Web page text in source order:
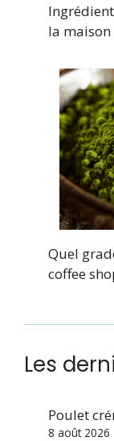
la maison
Quel
coffee
Les
Poulet
8 août 2026